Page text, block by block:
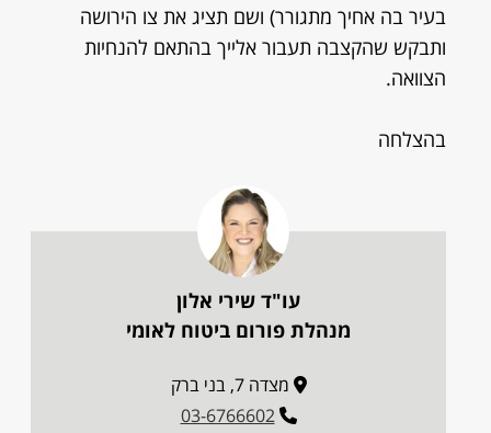
בעיר בה אחיך מתגורר) ושם תציג את צו הירושה
ותבקש שהקצבה תעבור אלייך בהתאם להנחיות
הצוואה.
בהצלחה
עו"ד שירי אלון
מנהלת פורום ביטוח לאומי
מצדה 7, בני ברק
03-6766602